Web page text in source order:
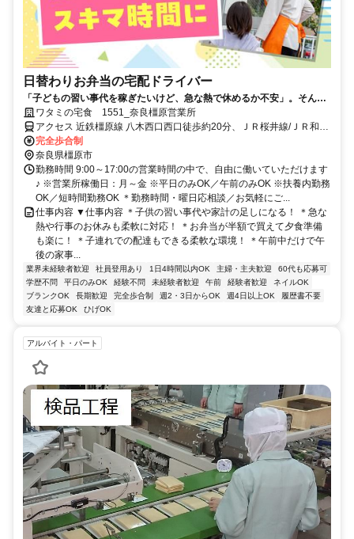
日替わりお弁当の宅配ドライバー
「子どもの習い事代を稼ぎたいけど、急な熱で休めるか不安」。そんな
悩みに寄り添う環境があります。週2～5日の勤務で、午前中のみも可
能。子連れ配達もでき、お弁当半額の社割も魅力です。
ワタミの宅食 1551_奈良橿原営業所
アクセス 近鉄橿原線 八木西口西口徒歩約20分、ＪＲ桜井線/ＪＲ和歌
山線 金橋徒歩約21分、ＪＲ桜井線/ＪＲ和歌山線 畝傍徒歩約24分
完全歩合制
奈良県橿原市
勤務時間 9:00～17:00の営業時間の中で、自由に働いていただけます
♪ ※営業所稼働日：月～金 ※平日のみOK／午前のみOK ※扶養内勤務
OK／短時間勤務OK ＊勤務時間・曜日応相談／お気軽にご...
仕事内容 ▼仕事内容 ＊子供の習い事代や家計の足しになる！ ＊急な
熱や行事のお休みも柔軟に対応！ ＊お弁当が半額で買えて夕食準備
も楽に！ ＊子連れでの配達もできる柔軟な環境！ ＊午前中だけで午
後の家事...
業界未経験者歓迎 社員登用あり 1日4時間以内OK 主婦・主夫歓迎
60代も応募可
学歴不問
平日のみOK 経験不問 未経験者歓迎 午前 経験者歓迎
ネイルOK
ブランクOK
長期歓迎 完全歩合制 週2・3日からOK 週4日以上OK
履歴書不要
友達と応募OK
ひげOK
アルバイト・パート